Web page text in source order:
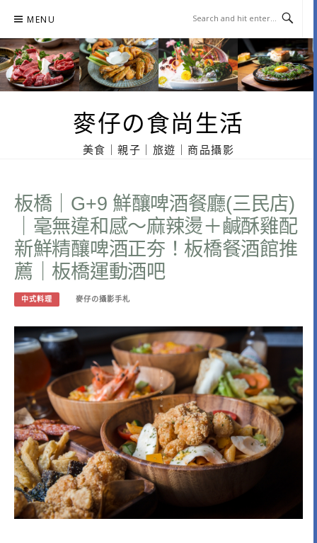
content
MENU
麥仔の食尚生活
美食｜親子｜旅遊｜商品攝影
板橋｜G+9 鮮釀啤酒餐廳(三民店)
｜毫無違和感～麻辣燙＋鹹酥雞配
新鮮精釀啤酒正夯！板橋餐酒館推
薦｜板橋運動酒吧
中式料理 麥仔の攝影手札